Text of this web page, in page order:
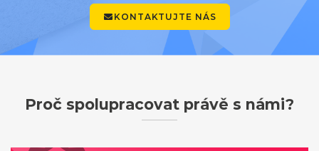
KONTAKTUJTE NÁS
Proč spolupracovat právě s námi?